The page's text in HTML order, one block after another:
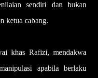
sendiri dan bukan
ketua cabang.
khas Rafizi, mendakwa
apabila berlaku